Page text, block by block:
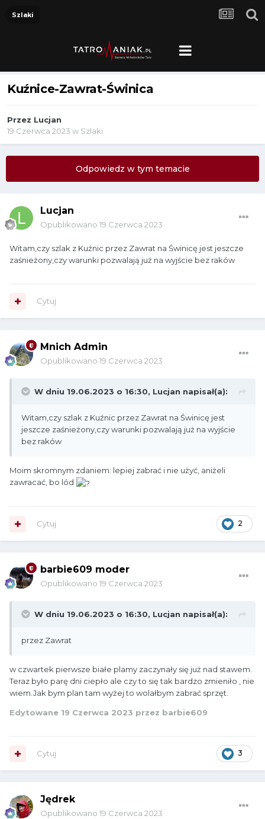
Szlaki
Kuźnice-Zawrat-Świnica
Przez Lucjan
19 Czerwca 2023 w Szlaki
Odpowiedz w tym temacie
Lucjan
Opublikowano 19 Czerwca 2023
Witam,czy szlak z Kuźnic przez Zawrat na Świnicę jest jeszcze
zaśnieżony,czy warunki pozwalają już na wyjście bez raków
Cytuj
Mnich Admin
Opublikowano 19 Czerwca 2023
W dniu 19.06.2023 o 16:30, Lucjan napisał(a):
Witam,czy szlak z Kuźnic przez Zawrat na Świnicę jest
jeszcze zaśnieżony,czy warunki pozwalają już na wyjście
bez raków
Moim skromnym zdaniem: lepiej zabrać i nie użyć, aniżeli
zawracać, bo lód
2
Cytuj
barbie609 moder
Opublikowano 19 Czerwca 2023
W dniu 19.06.2023 o 16:30, Lucjan napisał(a):
przez Zawrat
w czwartek pierwsze białe plamy zaczynały się już nad stawem.
Teraz było parę dni ciepło ale czy to się tak bardzo zmieniło , nie
wiem.Jak bym plan tam wyżej to wolałbym zabrać sprzęt.
Edytowane 19 Czerwca 2023 przez barbie609
3
Cytuj
Jędrek
Opublikowano 19 Czerwca 2023